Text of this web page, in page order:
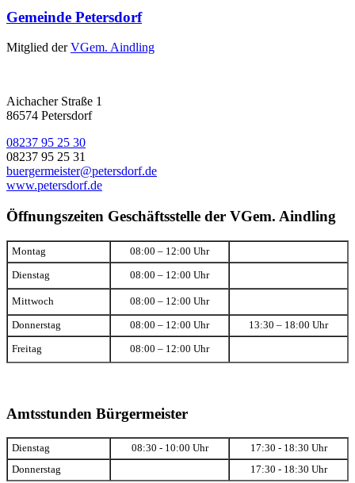
Gemeinde Petersdorf
Mitglied derVGem. Aindling
Aichacher Straße 1
86574 Petersdorf
08237 95 25 30
08237 95 25 31
buergermeister@petersdorf.de
www.petersdorf.de
Öffnungszeiten Geschäftsstelle der VGem. Aindling
Montag 08:00 – 12:00 Uhr
Dienstag 08:00 – 12:00 Uhr
Mittwoch 08:00 – 12:00 Uhr
Donnerstag 08:00 – 12:00 Uhr 13:30 – 18:00 Uhr
Freitag 08:00 – 12:00 Uhr
Amtsstunden Bürgermeister
Dienstag 08:30 - 10:00 Uhr
17:30 - 18:30 Uhr
Donnerstag
17:30 - 18:30 Uhr